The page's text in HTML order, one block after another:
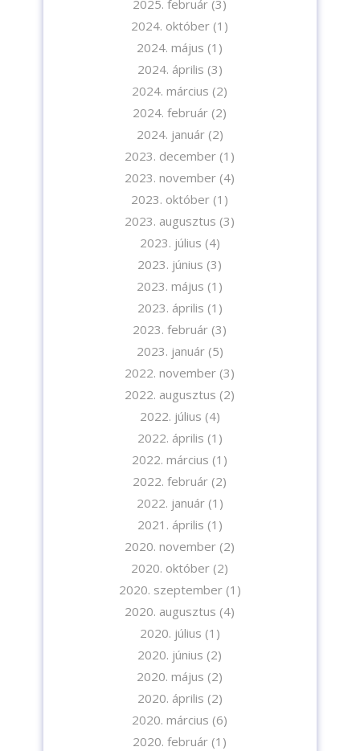
2025. február (3)
2024. október (1)
2024. május (1)
2024. április (3)
2024. március (2)
2024. február (2)
2024. január(2)
2023. december (1)
2023. november (4)
2023. október (1)
2023. augusztus (3)
2023. július (4)
2023. június (3)
2023. május (1)
2023. április (1)
2023. február (3)
2023. január(5)
2022. november (3)
2022. augusztus (2)
2022. július (4)
2022. április (1)
2022. március (1)
2022. február (2)
2022. január(1)
2021. április (1)
2020. november (2)
2020. október (2)
2020. szeptember(1)
2020. augusztus (4)
2020. július (1)
2020. június (2)
2020. május (2)
2020. április (2)
2020. március (6)
2020. február (1)